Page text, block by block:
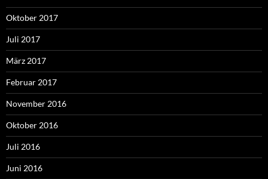
Oktober 2017
Juli 2017
März 2017
Februar 2017
November 2016
Oktober 2016
Juli 2016
Juni 2016